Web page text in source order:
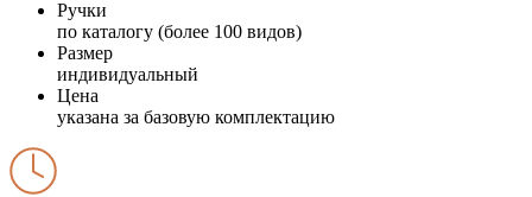
Ручки
по каталогу (более 100 видов)
Размер
индивидуальный
Цена
указана за базовую комплектацию